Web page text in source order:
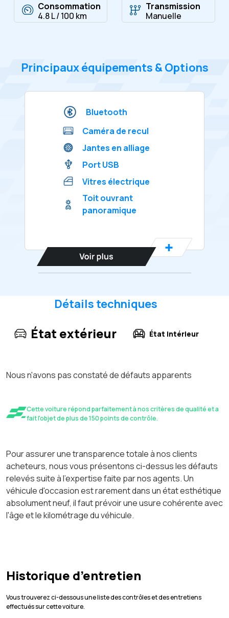
Consommation
4.8 L / 100 km
Transmission
Manuelle
Principaux équipements & Options
Bluetooth
Caméra de recul
Jantes en alliage
Port USB
Vitres électrique
Toit ouvrant
panoramique
Détails techniques
État extérieur État intérieur
Nous n'avons pas constaté de défauts apparents
Cette voiture répond parfaitement à nos critères de qualité et a
fait l'objet de plus de 150 points de contrôle.
Pour assurer une transparence totale à nos clients
acheteurs, nous vous présentons ci-dessus les défauts
relevés suite à l'expertise faite par nos agents. Un
véhicule d'occasion est rarement dans un état esthétique
absolument neuf, il faut prévoir une usure cohérente avec
l'âge et le kilométrage du véhicule.
Historique d’entretien
Vous trouverez ci-dessous une liste des contrôles et des entretiens
effectués sur cette voiture.